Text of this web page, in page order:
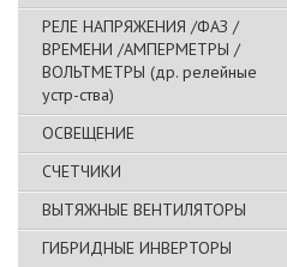
РЕЛЕ НАПРЯЖЕНИЯ /ФАЗ /
ВРЕМЕНИ /АМПЕРМЕТРЫ /
ВОЛЬТМЕТРЫ (др. релейные
устр-ства)
ОСВЕЩЕНИЕ
СЧЕТЧИКИ
ВЫТЯЖНЫЕ ВЕНТИЛЯТОРЫ
ГИБРИДНЫЕ ИНВЕРТОРЫ